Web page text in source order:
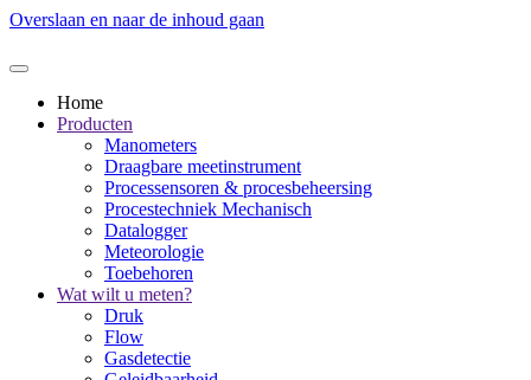
Overslaan en naar de inhoud gaan
Home
Producten
Manometers
Draagbare meetinstrument
Processensoren & procesbeheersing
Procestechniek Mechanisch
Datalogger
Meteorologie
Toebehoren
Wat wilt u meten?
Druk
Flow
Gasdetectie